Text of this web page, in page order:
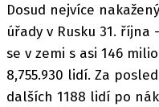
Dosud nejvíce
úřady v Rusku 31. října
se v zemi s asi 146
8,755.930 lidí. Za
dalších 1188 lidí po